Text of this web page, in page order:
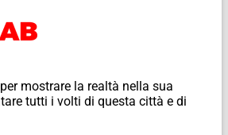
mostrare la realtà nella sua
tutti i volti di questa città e di